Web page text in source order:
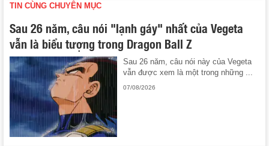
TIN CÙNG CHUYÊN MỤC
Sau 26 năm, câu nói "lạnh gáy" nhất của Vegeta
vẫn là biểu tượng trong Dragon Ball Z
Sau 26 năm, câu nói này của Vegeta
vẫn được xem là một trong những ...
07/08/2026